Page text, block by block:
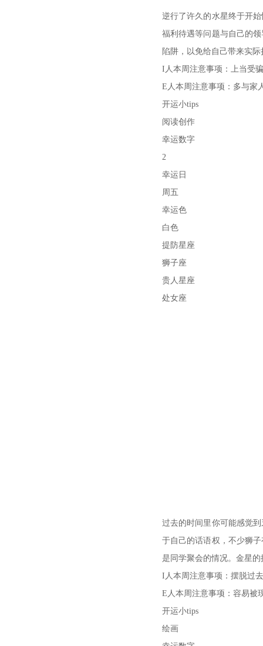
逆行了许久的水星终于开
福利待遇等问题与自己的
陷阱，以免给自己带来实际
I人本周注意事项：上当受
E人本周注意事项：多与家
开运小tips
阅读创作
幸运数字
2
幸运日
周五
幸运色
白色
提防星座
狮子座
贵人星座
处女座
过去的时间里你可能感觉
于自己的话语权，不少狮
是同学聚会的情况。金星
I人本周注意事项：摆脱过
E人本周注意事项：容易被
开运小tips
绘画